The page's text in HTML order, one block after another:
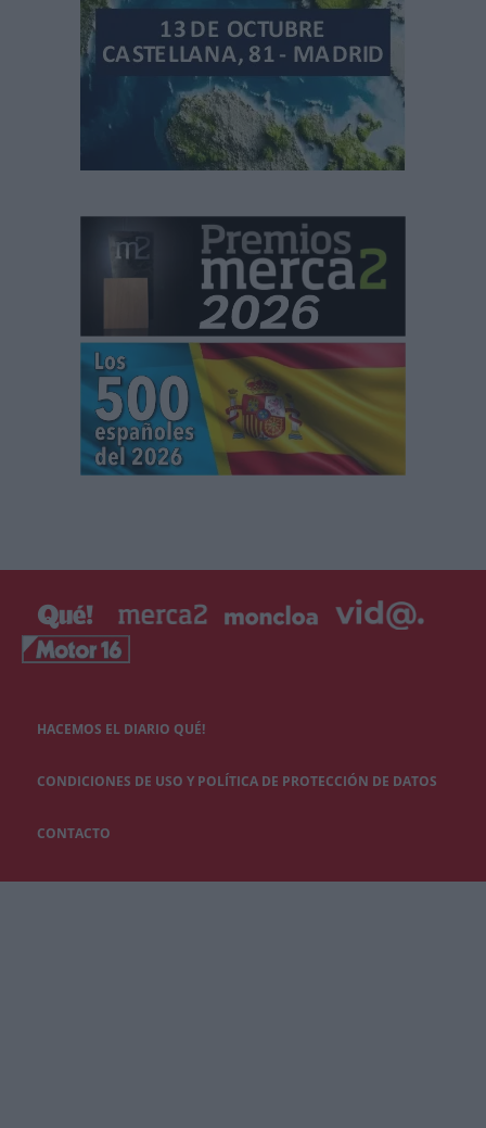
HACEMOS EL DIARIO QUÉ!
CONDICIONES DE USO Y POLÍTICA DE PROTECCIÓN DE DATOS
CONTACTO